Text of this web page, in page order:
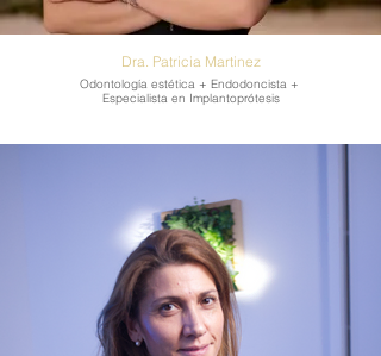
Dra. Patricia Martinez
Odontología estética + Endodoncista +
Especialista en Implantoprótesis